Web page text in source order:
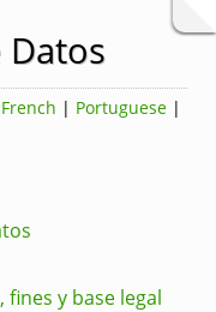
Datos
French | Portuguese |
fines y base legal